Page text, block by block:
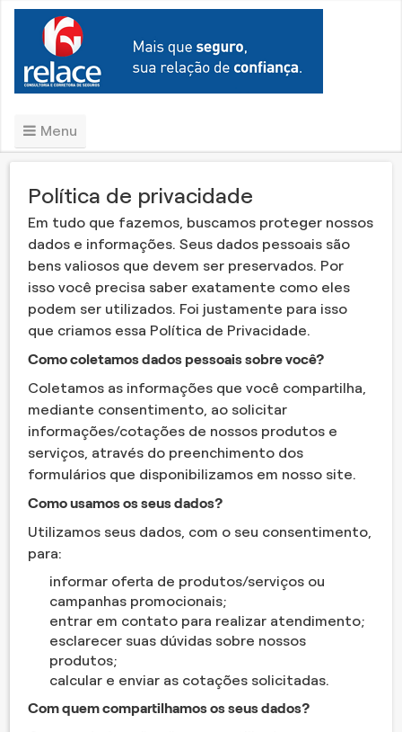
Menu
Política de privacidade
Em tudo que fazemos, buscamos proteger nossos
dados e informações. Seus dados pessoais são
bens valiosos que devem ser preservados. Por
isso você precisa saber exatamente como eles
podem ser utilizados. Foi justamente para isso
que criamos essa Política de Privacidade.
Como coletamos dados pessoais sobre você?
Coletamos as informações que você compartilha,
mediante consentimento, ao solicitar
informações/cotações de nossos produtos e
serviços, através do preenchimento dos
formulários que disponibilizamos em nosso site.
Como usamos os seus dados?
Utilizamos seus dados, com o seu consentimento,
para:
informar oferta de produtos/serviços ou
campanhas promocionais;
entrar em contato para realizar atendimento;
esclarecer suas dúvidas sobre nossos
produtos;
calcular e enviar as cotações solicitadas.
Com quem compartilhamos os seus dados?